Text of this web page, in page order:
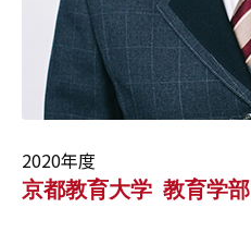
2020年度
京都教育大学 教育学部